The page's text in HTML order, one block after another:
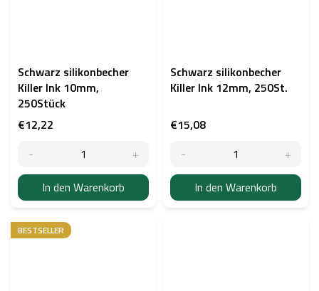
Schwarz silikonbecher
Killer Ink 10mm,
250Stück
€12,22
In den Warenkorb
Schwarz silikonbecher
Killer Ink 12mm, 250St.
€15,08
In den Warenkorb
BESTSELLER